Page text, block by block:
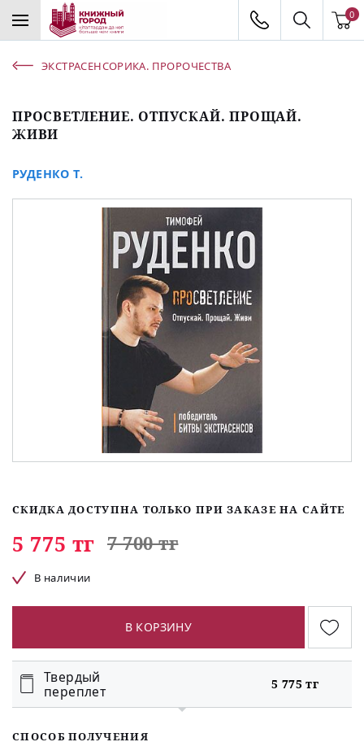
0
ЭКСТРАСЕНСОРИКА. ПРОРОЧЕСТВА
ПРОСВЕТЛЕНИЕ. ОТПУСКАЙ. ПРОЩАЙ.
ЖИВИ
РУДЕНКО Т.
СКИДКА ДОСТУПНА ТОЛЬКО ПРИ ЗАКАЗЕ НА САЙТЕ
5 775 тг 7 700 тг
В наличии
В КОРЗИНУ
Твердый
переплет
5 775 тг
СПОСОБ ПОЛУЧЕНИЯ